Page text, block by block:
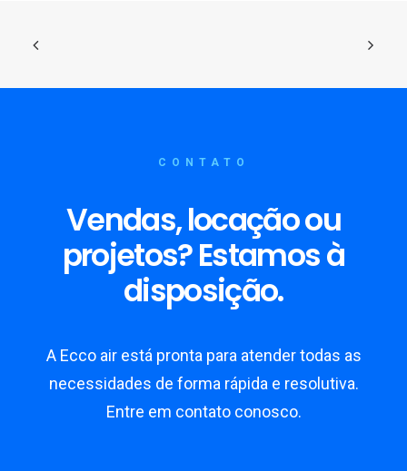
CONTATO
Vendas, locação ou
projetos? Estamos à
disposição.
A Ecco air está pronta para atender todas as
necessidades de forma rápida e resolutiva.
Entre em contato conosco.